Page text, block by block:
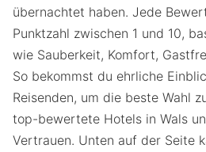
übernachtet haben. Jede
Punktzahl zwischen 1 und 10,
wie Sauberkeit, Komfort,
So bekommst du ehrliche
Reisenden, um die beste Wahl
top-bewertete Hotels in Wals
Vertrauen. Unten auf der Seite